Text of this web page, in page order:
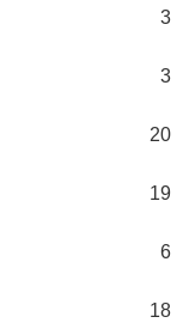
3
3
20
19
6
18